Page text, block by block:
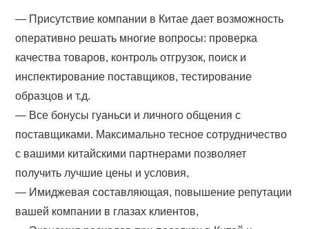
— Присутствие компании в Китае дает возможность
оперативно решать многие вопросы: проверка
качества товаров, контроль отгрузок, поиск и
инспектирование поставщиков, тестирование
образцов и т.д.
— Все бонусы гуаньси и личного общения с
поставщиками. Максимально тесное сотрудничество
с вашими китайскими партнерами позволяет
получить лучшие цены и условия,
— Имиджевая составляющая, повышение репутации
вашей компании в глазах клиентов,